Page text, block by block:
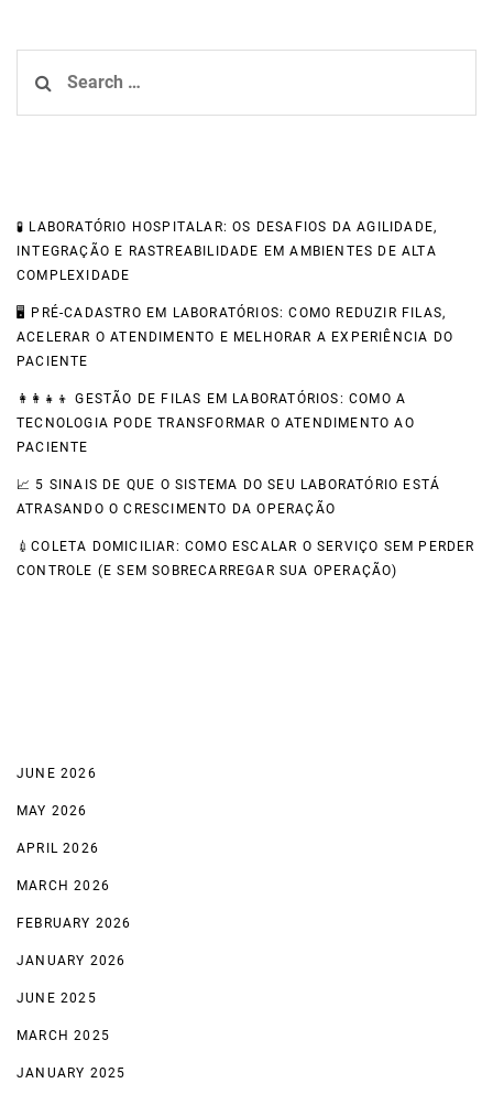
🧪 LABORATÓRIO HOSPITALAR: OS DESAFIOS DA AGILIDADE,
INTEGRAÇÃO E RASTREABILIDADE EM AMBIENTES DE ALTA
COMPLEXIDADE
🖥️ PRÉ-CADASTRO EM LABORATÓRIOS: COMO REDUZIR FILAS,
ACELERAR O ATENDIMENTO E MELHORAR A EXPERIÊNCIA DO
PACIENTE
👩‍👩‍👧‍👦 GESTÃO DE FILAS EM LABORATÓRIOS: COMO A
TECNOLOGIA PODE TRANSFORMAR O ATENDIMENTO AO
PACIENTE
📈 5 SINAIS DE QUE O SISTEMA DO SEU LABORATÓRIO ESTÁ
ATRASANDO O CRESCIMENTO DA OPERAÇÃO
💉COLETA DOMICILIAR: COMO ESCALAR O SERVIÇO SEM PERDER
CONTROLE (E SEM SOBRECARREGAR SUA OPERAÇÃO)
JUNE 2026
MAY 2026
APRIL 2026
MARCH 2026
FEBRUARY 2026
JANUARY 2026
JUNE 2025
MARCH 2025
JANUARY 2025